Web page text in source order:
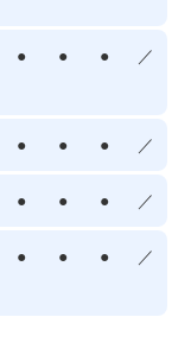
● ● ● ／
● ● ● ／
● ● ● ／
● ● ● ／